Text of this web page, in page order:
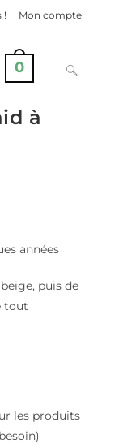
! Mon compte
0
à
années
puis de
tout
les produits